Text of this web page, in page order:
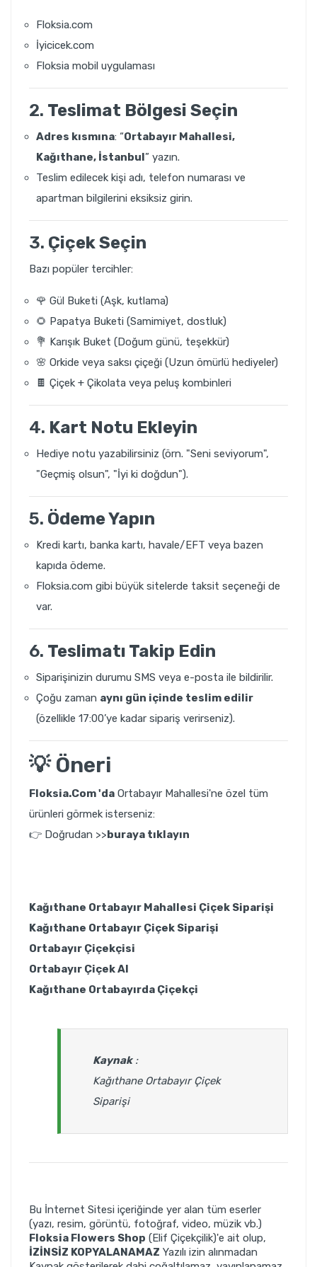
Floksia.com
İyicicek.com
Floksia mobil uygulaması
2. Teslimat Bölgesi Seçin
Adres kısmına: “Ortabayır Mahallesi,
Kağıthane, İstanbul” yazın.
Teslim edilecek kişi adı, telefon numarası ve
apartman bilgilerini eksiksiz girin.
3. Çiçek Seçin
Bazı popüler tercihler:
🌹 Gül Buketi (Aşk, kutlama)
🌻 Papatya Buketi (Samimiyet, dostluk)
💐 Karışık Buket (Doğum günü, teşekkür)
🌸 Orkide veya saksı çiçeği (Uzun ömürlü hediyeler)
🍫 Çiçek + Çikolata veya peluş kombinleri
4. Kart Notu Ekleyin
Hediye notu yazabilirsiniz (örn. "Seni seviyorum",
"Geçmiş olsun", "İyi ki doğdun").
5. Ödeme Yapın
Kredi kartı, banka kartı, havale/EFT veya bazen
kapıda ödeme.
Floksia.com gibi büyük sitelerde taksit seçeneği de
var.
6. Teslimatı Takip Edin
Siparişinizin durumu SMS veya e-posta ile bildirilir.
Çoğu zaman aynı gün içinde teslim edilir
(özellikle 17:00’ye kadar sipariş verirseniz).
💡 Öneri
Floksia.Com 'da Ortabayır Mahallesi'ne özel tüm
ürünleri görmek isterseniz:
👉 Doğrudan >>buraya tıklayın
Kağıthane Ortabayır Mahallesi Çiçek Siparişi
Kağıthane Ortabayır Çiçek Siparişi
Ortabayır Çiçekçisi
Ortabayır Çiçek Al
Kağıthane Ortabayırda Çiçekçi
Kaynak:
Kağıthane Ortabayır Çiçek
Siparişi
Bu İnternet Sitesi içeriğinde yer alan tüm eserler
(yazı, resim, görüntü, fotoğraf, video, müzik vb.)
Floksia Flowers Shop (Elif Çiçekçilik)'e ait olup,
İZİNSİZ KOPYALANAMAZ Yazılı izin alınmadan